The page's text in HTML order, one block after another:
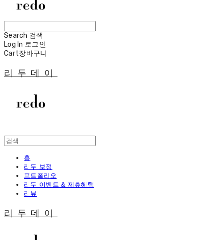
Search 검색
Log In 로그인
Cart장바구니
리두데이
홈
리두 보정
포트폴리오
리두 이벤트 & 제휴혜택
리뷰
리두데이